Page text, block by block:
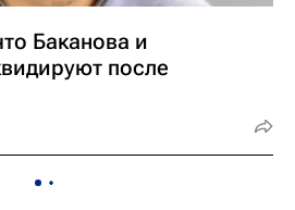
Баканова и
после